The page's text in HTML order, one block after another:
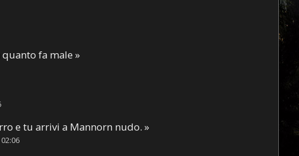
fa male »
e tu arrivi a Mannorn nudo. »